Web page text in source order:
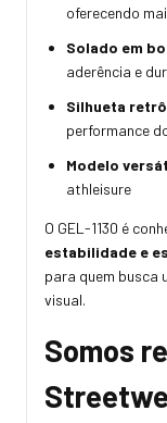
oferecendo
Solado em
aderência e
Silhueta
performance
Modelo
athleisure
O GEL-1130 é
estabilidade e
para quem busca
visual.
Somos